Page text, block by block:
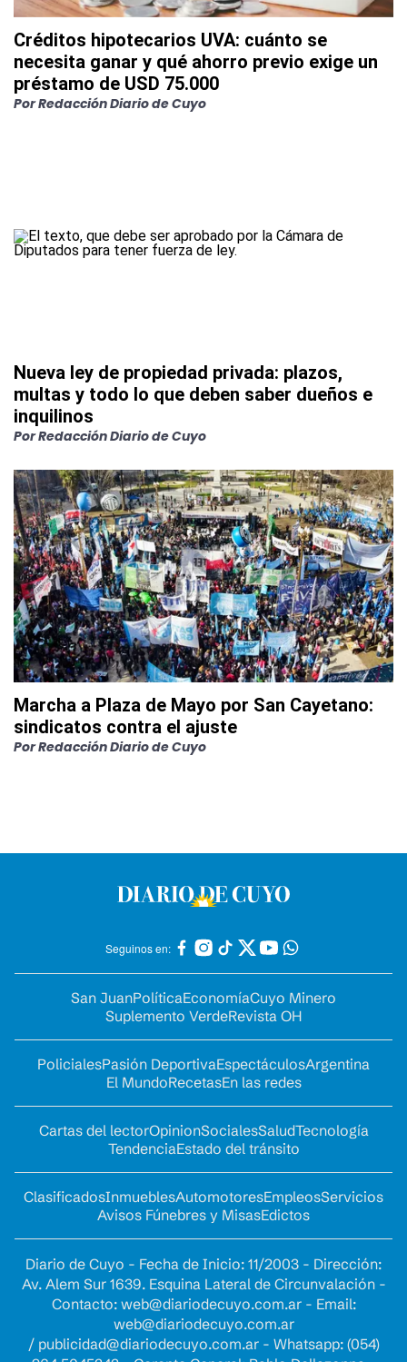
Créditos hipotecarios UVA: cuánto se
necesita ganar y qué ahorro previo exige un
préstamo de USD 75.000
PorRedacción Diario de Cuyo
Nueva ley de propiedad privada: plazos,
multas y todo lo que deben saber dueños e
inquilinos
PorRedacción Diario de Cuyo
Marcha a Plaza de Mayo por San Cayetano:
sindicatos contra el ajuste
PorRedacción Diario de Cuyo
Seguinos en:
San JuanPolíticaEconomíaCuyo Minero
Suplemento VerdeRevista OH
PolicialesPasión DeportivaEspectáculosArgentina
El MundoRecetasEn las redes
Cartas del lectorOpinionSocialesSaludTecnología
TendenciaEstado del tránsito
ClasificadosInmueblesAutomotoresEmpleosServicios
Avisos Fúnebres y MisasEdictos
Diario de Cuyo - Fecha de Inicio: 11/2003 - Dirección:
Av. Alem Sur 1639. Esquina Lateral de Circunvalación -
Contacto: web@diariodecuyo.com.ar- Email:
web@diariodecuyo.com.ar
/ publicidad@diariodecuyo.com.ar- Whatsapp: (054)